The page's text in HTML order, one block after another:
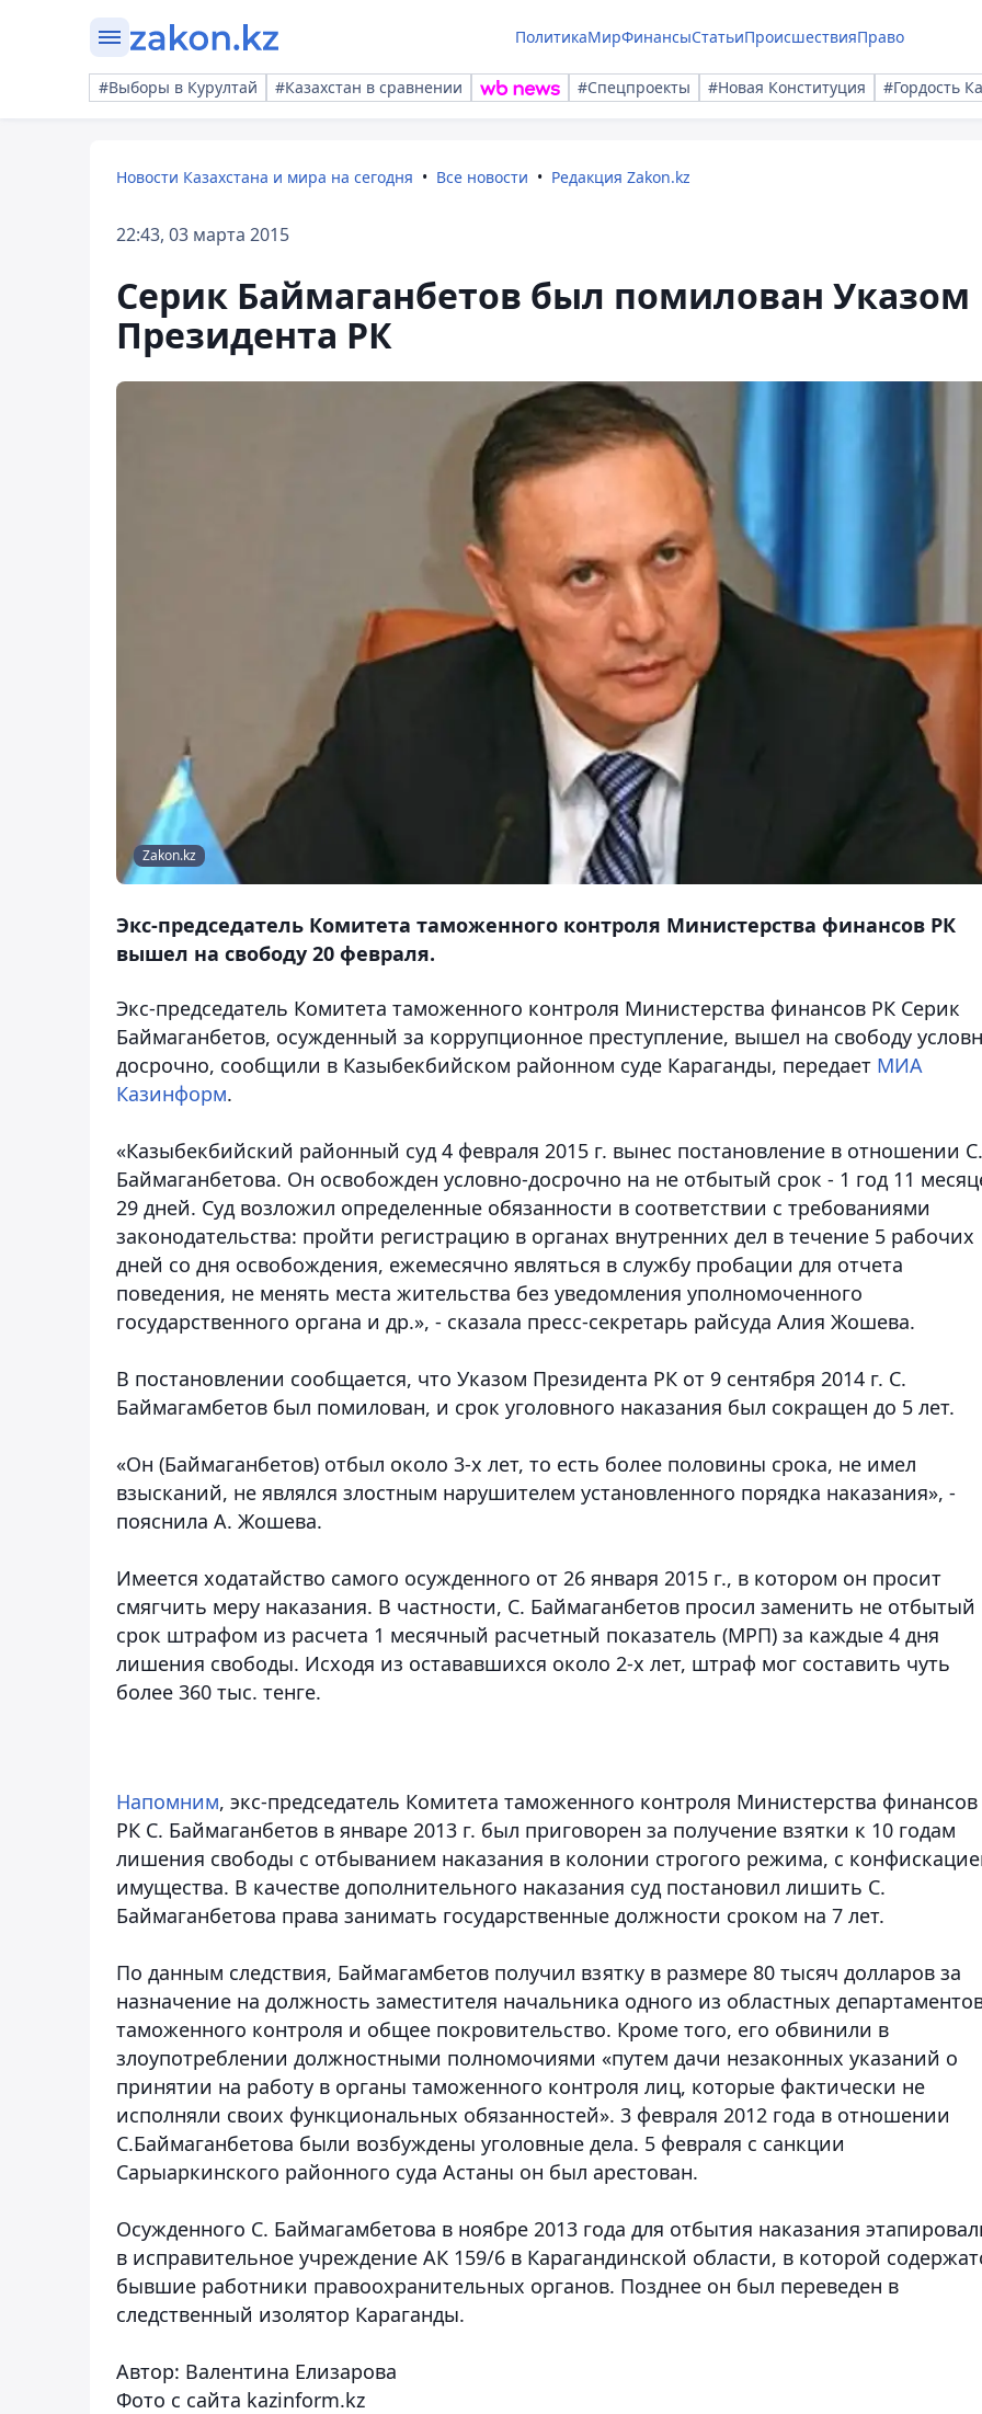
ПолитикаМирФинансыСтатьиПроисшествияПраво
#Выборы в Курултай #Казахстан в сравнении #Спецпроекты #Новая Конституция #Гордость
Новости Казахстана и мира на сегодня Все новости Редакция Zakon.kz
22:43, 03 марта 2015
Серик Баймаганбетов был помилован Указом
Президента РК
Zakon.kz
Экс-председатель Комитета таможенного контроля Министерства финансов РК
вышел на свободу 20 февраля.
Экс-председатель Комитета таможенного контроля Министерства финансов РК Серик
Баймаганбетов, осужденный за коррупционное преступление, вышел на свободу
досрочно, сообщили в Казыбекбийском районном суде Караганды, передает МИА
Казинформ.
«Казыбекбийский районный суд 4 февраля 2015 г. вынес постановление в отношении С.
Баймаганбетова. Он освобожден условно-досрочно на не отбытый срок - 1 год 11
29 дней. Суд возложил определенные обязанности в соответствии с требованиями
законодательства: пройти регистрацию в органах внутренних дел в течение 5 рабочих
дней со дня освобождения, ежемесячно являться в службу пробации для отчета
поведения, не менять места жительства без уведомления уполномоченного
государственного органа и др.», - сказала пресс-секретарь райсуда Алия Жошева.
В постановлении сообщается, что Указом Президента РК от 9 сентября 2014 г. С.
Баймагамбетов был помилован, и срок уголовного наказания был сокращен до 5 лет.
«Он (Баймаганбетов) отбыл около 3-х лет, то есть более половины срока, не имел
взысканий, не являлся злостным нарушителем установленного порядка наказания», -
пояснила А. Жошева.
Имеется ходатайство самого осужденного от 26 января 2015 г., в котором он просит
смягчить меру наказания. В частности, С. Баймаганбетов просил заменить не отбытый
срок штрафом из расчета 1 месячный расчетный показатель (МРП) за каждые 4 дня
лишения свободы. Исходя из остававшихся около 2-х лет, штраф мог составить чуть
более 360 тыс. тенге.
Напомним, экс-председатель Комитета таможенного контроля Министерства финансов
РК С. Баймаганбетов в январе 2013 г. был приговорен за получение взятки к 10 годам
лишения свободы с отбыванием наказания в колонии строгого режима, с
имущества. В качестве дополнительного наказания суд постановил лишить С.
Баймаганбетова права занимать государственные должности сроком на 7 лет.
По данным следствия, Баймагамбетов получил взятку в размере 80 тысяч долларов за
назначение на должность заместителя начальника одного из областных
таможенного контроля и общее покровительство. Кроме того, его обвинили в
злоупотреблении должностными полномочиями «путем дачи незаконных указаний о
принятии на работу в органы таможенного контроля лиц, которые фактически не
исполняли своих функциональных обязанностей». 3 февраля 2012 года в отношении
С.Баймаганбетова были возбуждены уголовные дела. 5 февраля с санкции
Сарыаркинского районного суда Астаны он был арестован.
Осужденного С. Баймагамбетова в ноябре 2013 года для отбытия наказания
в исправительное учреждение АК 159/6 в Карагандинской области, в которой
бывшие работники правоохранительных органов. Позднее он был переведен в
следственный изолятор Караганды.
Автор: Валентина Елизарова
Фото с сайта kazinform.kz